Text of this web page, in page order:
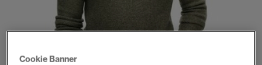
Cookie Banner